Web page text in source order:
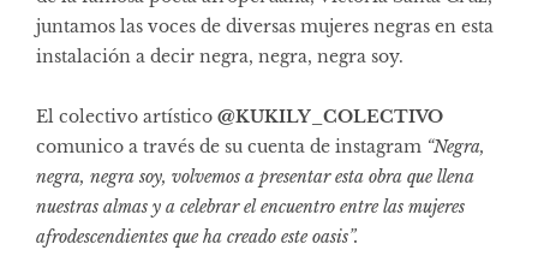
juntamos las voces de diversas mujeres negras en esta
instalación a decir negra, negra, negra soy.
El colectivo artístico @KUKILY_COLECTIVO
comunico a través de su cuenta de instagram “Negra,
negra, negra soy, volvemos a presentar esta obra que llena
nuestras almas y a celebrar el encuentro entre las mujeres
afrodescendientes que ha creado este oasis”.